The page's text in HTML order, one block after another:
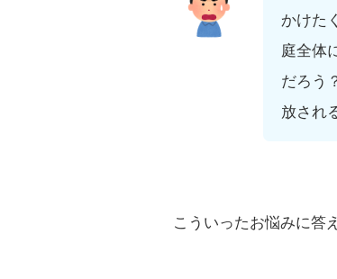
かけた
庭全体
だろう
放され
こういったお悩みに答